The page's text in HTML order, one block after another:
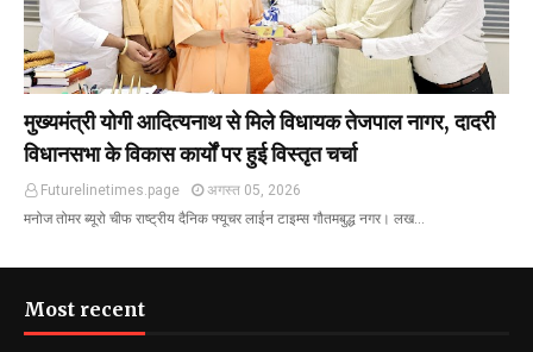
मुख्यमंत्री योगी आदित्यनाथ से मिले विधायक तेजपाल नागर, दादरी
विधानसभा के विकास कार्यों पर हुई विस्तृत चर्चा
Futurelinetimes.page
अगस्त 05, 2026
मनोज तोमर ब्यूरो चीफ राष्ट्रीय दैनिक फ्यूचर लाईन टाइम्स गौतमबुद्ध नगर। लख…
Most recent